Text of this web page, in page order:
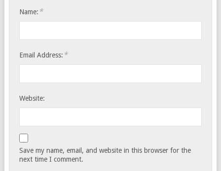
Name: *
Email Address: *
Website:
Save my name, email, and website in this browser for the
next time I comment.